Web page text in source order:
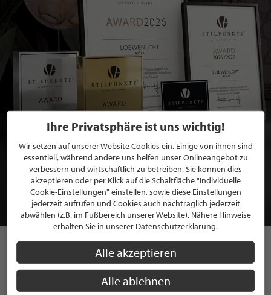
BEWERBEN SIE SICH FÜR EINE GRATIS
MITGLIEDSCHAFT BEI STILPUNKTE®
JETZT GRATIS BEWERBEN
STILPUNKTE AUF
INSTAGRAM
Ihre Privatsphäre ist uns wichtig!
Wir setzen auf unserer Website Cookies ein. Einige von ihnen sind
essentiell, während andere uns helfen unser Onlineangebot zu
verbessern und wirtschaftlich zu betreiben. Sie können dies
akzeptieren oder per Klick auf die Schaltfläche "Individuelle
Cookie-Einstellungen" einstellen, sowie diese Einstellungen
jederzeit aufrufen und Cookies auch nachträglich jederzeit
abwählen (z.B. im Fußbereich unserer Website). Nähere Hinweise
erhalten Sie in unserer Datenschutzerklärung.
Alle akzeptieren
Alle ablehnen